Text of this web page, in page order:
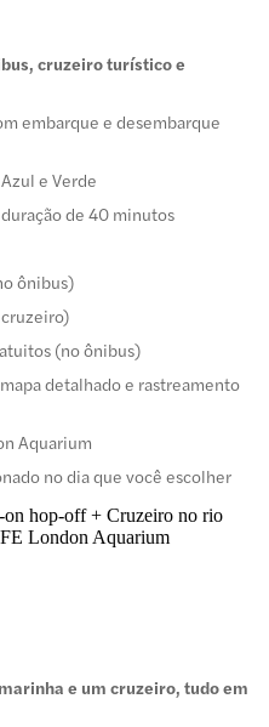
cruzeiro turístico e
embarque e desembarque
e Verde
de 40 minutos
ônibus)
(no ônibus)
detalhado e rastreamento
Aquarium
no dia que você escolher
on hop-off + Cruzeiro no rio
London Aquarium
e um cruzeiro, tudo em